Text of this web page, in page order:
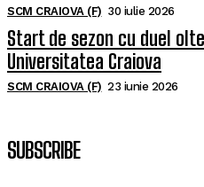
SCM CRAIOVA (F) 30 iulie 2026
Start de sezon cu duel
Universitatea Craiova
SCM CRAIOVA (F) 23 iunie 2026
SUBSCRIBE